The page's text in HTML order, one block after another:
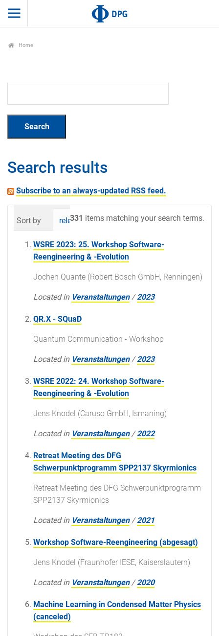
Home
Search results
Subscribe to an always-updated RSS feed.
331 items matching your search terms.
Sort by relevance date (newest first)
WSRE 2023: 25. Workshop Software-
Reengineering & -Evolution
Jochen Quante (Robert Bosch GmbH, Renningen)
Located in Veranstaltungen /2023
QR.X - SQuaD
Quantum Communication - Workshop
Located in Veranstaltungen /2023
WSRE 2022: 24. Workshop Software-
Reengineering & -Evolution
Jens Knodel (Caruso GmbH, Ismaning)
Located in Veranstaltungen /2022
Retreat Meeting des DFG
Schwerpunktprogramm SPP2137 Skyrmionics
Retreat Meeting des DFG Schwerpunktprogramm
SPP2137 Skyrmionics
Located in Veranstaltungen /2021
Workshop Software-Reengineering (abgesagt)
Jens Knodel (Fraunhofer IESE, Kaiserslautern)
Located in Veranstaltungen /2020
Machine Learning in Condensed Matter Physics
(canceled)